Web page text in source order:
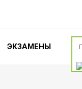
ЭКЗАМЕНЫ